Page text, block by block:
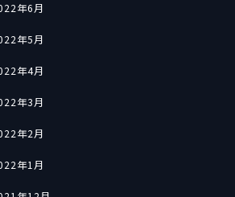
年6月
年5月
年4月
年3月
年2月
年1月